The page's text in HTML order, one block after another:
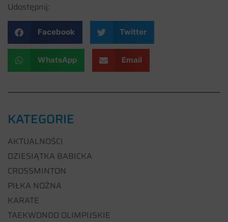
Udostępnij:
Facebook Twitter
WhatsApp Email
KATEGORIE
AKTUALNOŚCI
DZIESIĄTKA BABICKA
CROSSMINTON
PIŁKA NOŻNA
KARATE
TAEKWONDO OLIMPIJSKIE